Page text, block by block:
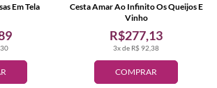
Em Tela
COMPRAR
3x de R$ 92,38
R$277,13
Cesta Amar Ao Infinito Os Queijos E
Vinho